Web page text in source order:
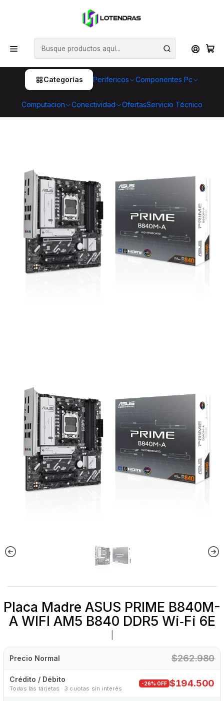
Categorías Perifericos Componentes Pc
Computacion Conectividad OfertasServicio Técnico
💥 ¡Compra HOY y retira GRATIS en tienda! 🏪🚀 Además,
aprovecha cientos de productos con Despacho Gratis 🛒📦
¡No dejes pasar esta oportunidad! 🔥
Inicio Componentes Pc
Placas Madres
Placa Madre ASUS PRIME B840M-A WIFI AM5 B840
Placa Madre ASUS PRIME B840M-
A WIFI AM5 B840 DDR5 Wi‑Fi 6E
Precio Normal $262.980
Crédito / Débito
Todas las tarjetas · 3 cuotas sin interés
-26% OFF $194.500